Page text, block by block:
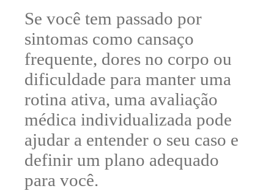
Se você tem passado por
sintomas como cansaço
frequente, dores no corpo ou
dificuldade para manter uma
rotina ativa, uma avaliação
médica individualizada pode
ajudar a entender o seu caso e
definir um plano adequado
para você.